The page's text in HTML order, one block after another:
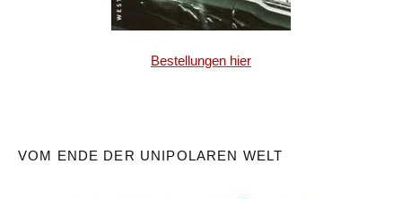
Bestellungen hier
VOM ENDE DER UNIPOLAREN WELT